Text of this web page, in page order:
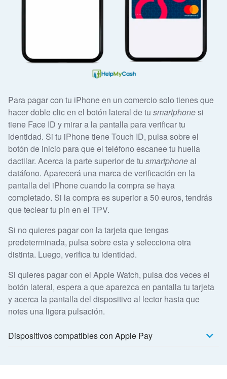
Para pagar con tu iPhone en un comercio solo tienes que
hacer doble clic en el botón lateral de tu smartphonesi
tiene Face ID y mirar a la pantalla para verificar tu
identidad. Si tu iPhone tiene Touch ID, pulsa sobre el
botón de inicio para que el teléfono escanee tu huella
dactilar. Acerca la parte superior de tu smartphoneal
datáfono. Aparecerá una marca de verificación en la
pantalla del iPhone cuando la compra se haya
completado. Si la compra es superior a 50 euros, tendrás
que teclear tu pin en el TPV.
Si no quieres pagar con la tarjeta que tengas
predeterminada, pulsa sobre esta y selecciona otra
distinta. Luego, verifica tu identidad.
Si quieres pagar con el Apple Watch, pulsa dos veces el
botón lateral, espera a que aparezca en pantalla tu tarjeta
y acerca la pantalla del dispositivo al lector hasta que
notes una ligera pulsación.
Dispositivos compatibles con Apple Pay